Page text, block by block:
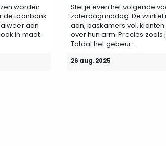
worden
de toonbank
aan
in maat
Stel je even het volgende
zaterdagmiddag. De winkel
aan, paskamers vol,
over hun arm. Precies zoals
Totdat het gebeur...
26 aug. 2025